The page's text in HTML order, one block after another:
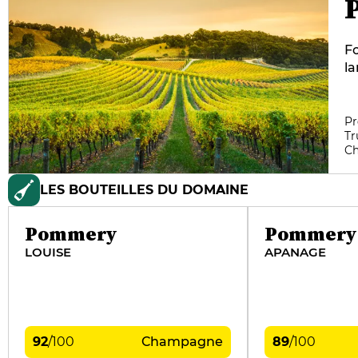
LES BOUTEILLES DU DOMAINE
Pommery
LOUISE
92/100 Champagne
Pommery
APANAGE
89/100